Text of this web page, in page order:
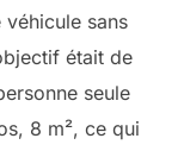
sans
était de
seule
8 m², ce qui